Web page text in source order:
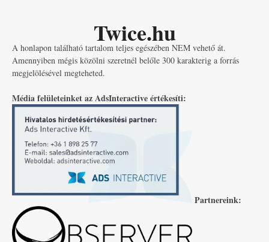
Twice.hu
A honlapon található tartalom teljes egészében NEM vehető át.
Amennyiben mégis közölni szeretnél belőle 300 karakterig a forrás
megjelölésével megteheted.
Média felületeinket az AdsInteractive értékesíti:
Partnereink: